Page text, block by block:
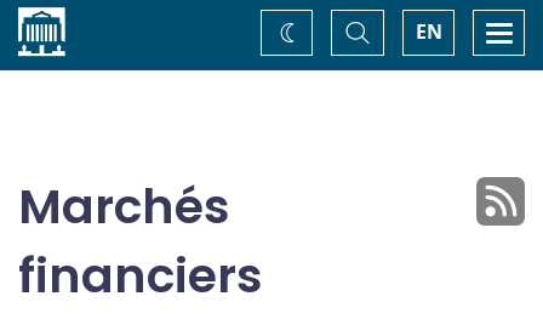
Accueil EN
Basculer
la
recherche
Changez
de
Marchés
financiers